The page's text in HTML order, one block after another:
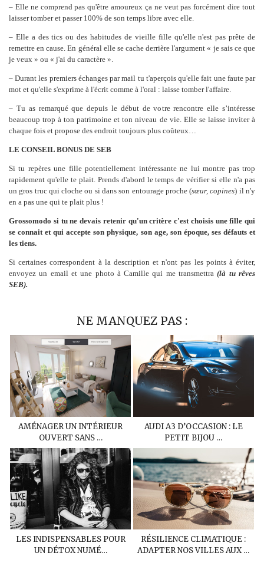
– Elle ne comprend pas qu'être amoureux ça ne veut pas forcément dire tout
laisser tomber et passer 100% de son temps libre avec elle.
– Elle a des tics ou des habitudes de vieille fille qu'elle n'est pas prête de
remettre en cause. En général elle se cache derrière l'argument « je sais ce que
je veux » ou « j'ai du caractère ».
– Durant les premiers échanges par mail tu t'aperçois qu'elle fait une faute par
mot et qu'elle s'exprime à l'écrit comme à l'oral : laisse tomber l'affaire.
– Tu as remarqué que depuis le début de votre rencontre elle s’intéresse
beaucoup trop à ton patrimoine et ton niveau de vie. Elle se laisse inviter à
chaque fois et propose des endroit toujours plus coûteux…
LE CONSEIL BONUS DE SEB
Si tu repères une fille potentiellement intéressante ne lui montre pas trop
rapidement qu'elle te plait. Prends d'abord le temps de vérifier si elle n'a pas
un gros truc qui cloche ou si dans son entourage proche (sœur, copines) il n'y
en a pas une qui te plait plus !
Grossomodo si tu ne devais retenir qu'un critère c'est choisis une fille qui
se connait et qui accepte son physique, son age, son époque, ses défauts et
les tiens.
Si certaines correspondent à la description et n'ont pas les points à éviter,
envoyez un email et une photo à Camille qui me transmettra(là tu rêves
SEB).
NE MANQUEZ PAS :
AMÉNAGER UN INTÉRIEUR
OUVERT SANS …
AUDI A3 D’OCCASION : LE
PETIT BIJOU …
LES INDISPENSABLES POUR
UN DÉTOX NUMÉ…
RÉSILIENCE CLIMATIQUE :
ADAPTER NOS VILLES AUX …